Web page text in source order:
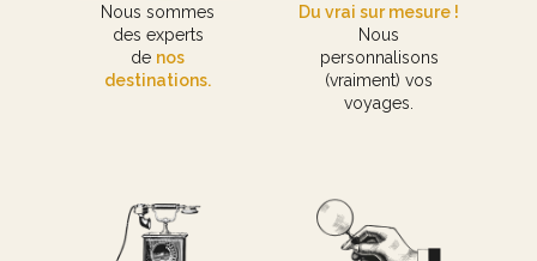
Nous sommes
des experts
de nos
destinations.
Du vrai sur mesure !
Nous
personnalisons
(vraiment) vos
voyages.